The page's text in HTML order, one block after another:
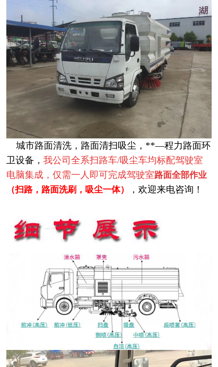
城市路面清洗，路面清扫吸尘，**—程力路面环
卫设备，我公司全系扫路车/吸尘车均标配驾驶室
电脑集成，仅需一人即可完成驾驶室路面全部作业
（扫路，路面洗刷，吸尘一体）
，欢迎来电咨询！